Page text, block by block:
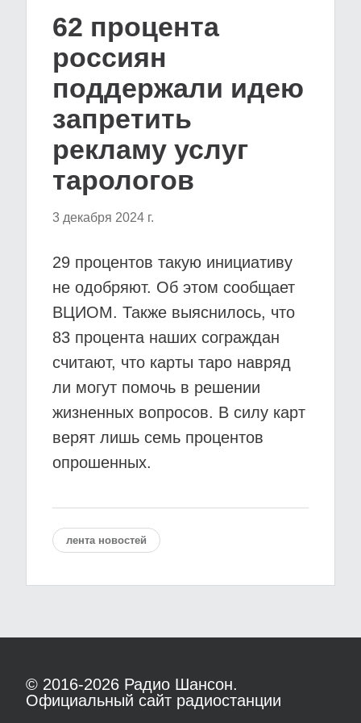
62 процента
россиян
поддержали идею
запретить
рекламу услуг
тарологов
3 декабря 2024 г.
29 процентов такую инициативу
не одобряют. Об этом сообщает
ВЦИОМ. Также выяснилось, что
83 процента наших сограждан
считают, что карты таро навряд
ли могут помочь в решении
жизненных вопросов. В силу карт
верят лишь семь процентов
опрошенных.
лента новостей
© 2016-2026 Радио Шансон.
Официальный сайт радиостанции